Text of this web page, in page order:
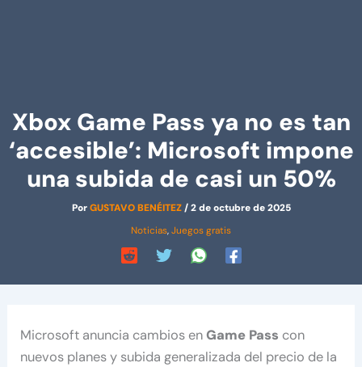
Xbox Game Pass ya no es tan
‘accesible’: Microsoft impone
una subida de casi un 50%
PorGUSTAVO BENÉITEZ/2 de octubre de 2025
Noticias,Juegos gratis
Microsoft anuncia cambios enGame Pass con
nuevos planes y subida generalizada del precio de la